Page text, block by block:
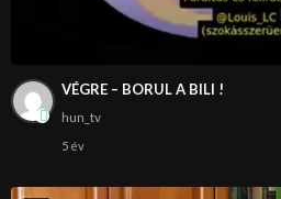
VÉGRE – BORUL A BILI !
hun_tv
5 év